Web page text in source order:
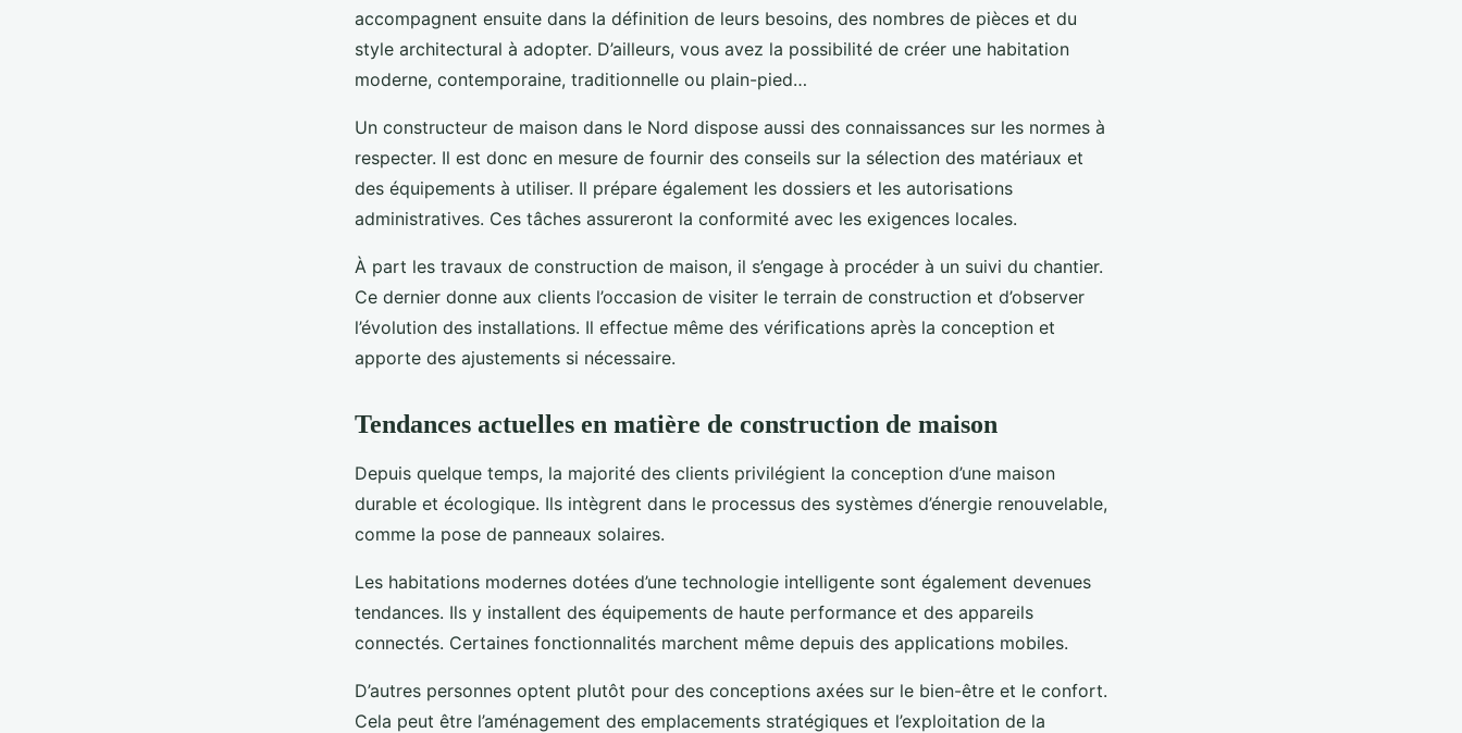
accompagnent ensuite dans la définition de leurs besoins, des nombres de pièces et du
style architectural à adopter. D’ailleurs, vous avez la possibilité de créer une habitation
moderne, contemporaine, traditionnelle ou plain-pied…
Un constructeur de maison dans le Nord dispose aussi des connaissances sur les normes à
respecter. Il est donc en mesure de fournir des conseils sur la sélection des matériaux et
des équipements à utiliser. Il prépare également les dossiers et les autorisations
administratives. Ces tâches assureront la conformité avec les exigences locales.
À part les travaux de construction de maison, il s’engage à procéder à un suivi du chantier.
Ce dernier donne aux clients l’occasion de visiter le terrain de construction et d’observer
l’évolution des installations. Il effectue même des vérifications après la conception et
apporte des ajustements si nécessaire.
Tendances actuelles en matière de construction de maison
Depuis quelque temps, la majorité des clients privilégient la conception d’une maison
durable et écologique. Ils intègrent dans le processus des systèmes d’énergie renouvelable,
comme la pose de panneaux solaires.
Les habitations modernes dotées d’une technologie intelligente sont également devenues
tendances. Ils y installent des équipements de haute performance et des appareils
connectés. Certaines fonctionnalités marchent même depuis des applications mobiles.
D’autres personnes optent plutôt pour des conceptions axées sur le bien-être et le confort.
Cela peut être l’aménagement des emplacements stratégiques et l’exploitation de la